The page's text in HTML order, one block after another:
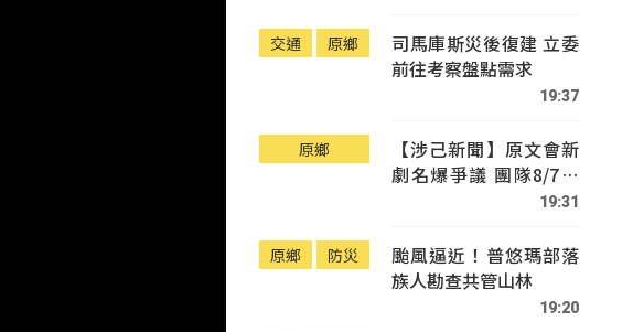
交通 原鄉
司馬庫斯災後復建 立委
前往考察盤點需求
19:37
原鄉
【涉己新聞】原文會新
劇名爆爭議 團隊8/7赴
19:31
原鄉 防災
颱風逼近！普悠瑪部落
族人勘查共管山林
19:20